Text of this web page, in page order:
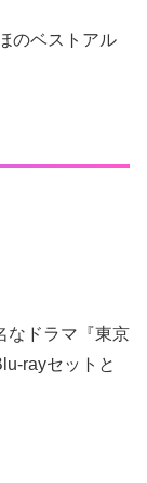
のベストアル
なドラマ『東京
rayセットと